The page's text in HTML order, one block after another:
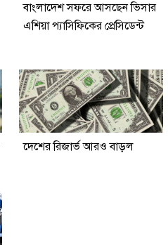
বাংলাদেশ সফরে আসছেন ভিসার
এশিয়া প্যাসিফিকের প্রেসিডেন্ট
‎দেশের রিজার্ভ আরও বাড়ল